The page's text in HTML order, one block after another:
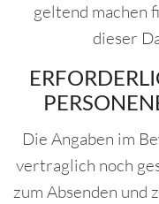
geltend machen
dieser
Die Angaben im
vertraglich noch
zum Absenden und